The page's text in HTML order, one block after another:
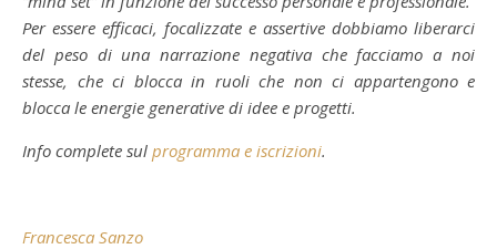
Per essere efficaci, focalizzate e assertive dobbiamo liberarci
del peso di una narrazione negativa che facciamo a noi
stesse, che ci blocca in ruoli che non ci appartengono e
blocca le energie generative di idee e progetti.
Info complete sul programma e iscrizioni.
Francesca Sanzo